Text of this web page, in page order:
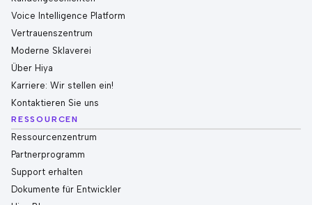
Voice Intelligence Platform
Vertrauenszentrum
Moderne Sklaverei
Über Hiya
Karriere: Wir stellen ein!
Kontaktieren Sie uns
RESSOURCEN
Ressourcenzentrum
Partnerprogramm
Support erhalten
Dokumente für Entwickler